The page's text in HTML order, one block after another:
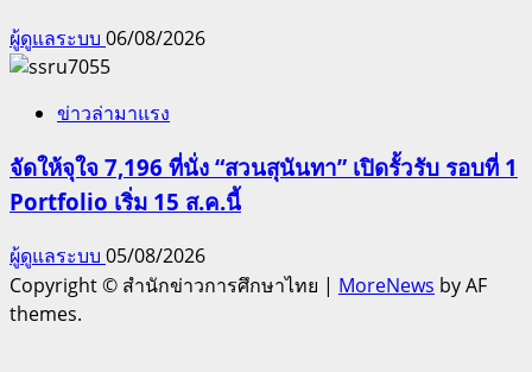
ผู้ดูแลระบบ 06/08/2026
ข่าวล่ามาแรง
จัดให้จุใจ 7,196 ที่นั่ง “สวนสุนันทา” เปิดรั้วรับ รอบที่ 1
Portfolio เริ่ม 15 ส.ค.นี้
ผู้ดูแลระบบ 05/08/2026
Copyright © สำนักข่าวการศึกษาไทย | MoreNews by AF
themes.